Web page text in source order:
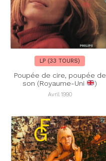
LP (33 TOURS)
Poupée de cire, poupée de
son (Royaume-Uni
)
Avril 1990